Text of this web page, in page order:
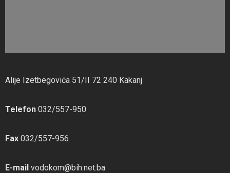
Alije Izetbegovića 51/II 72 240 Kakanj
Telefon 032/557-950
Fax 032/557-956
E-mail vodokom@bih.net.ba